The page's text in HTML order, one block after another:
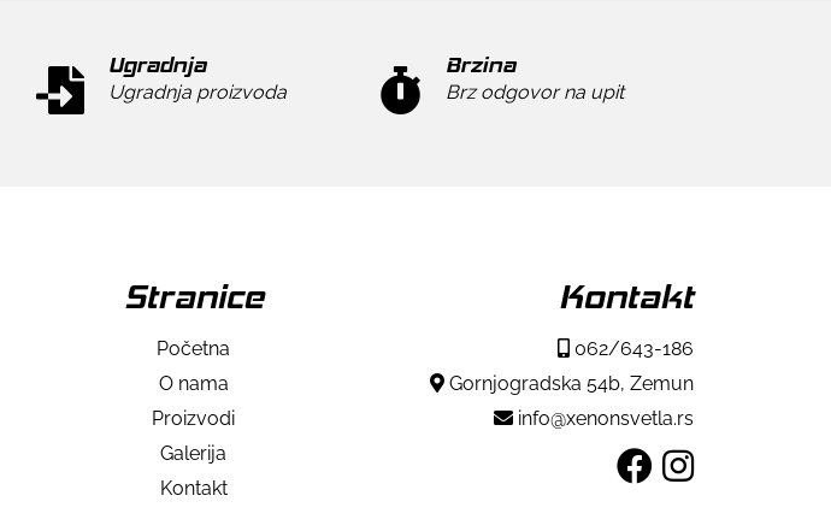
Ugradnja
Ugradnja proizvoda
Brzina
Brz odgovor na upit
Stranice
Početna
O nama
Proizvodi
Galerija
Kontakt
Kontakt
062/643-186
Gornjogradska 54b, Zemun
info@xenonsvetla.rs